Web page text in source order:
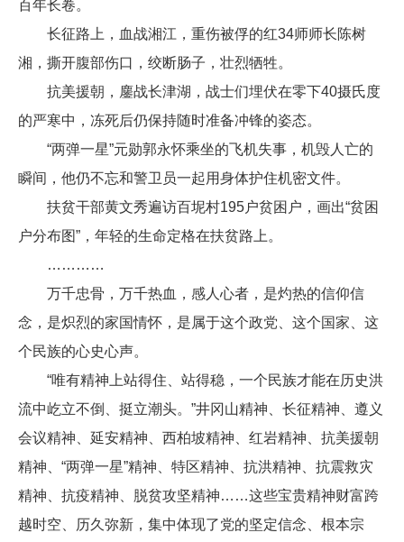
百年长卷。
长征路上，血战湘江，重伤被俘的红34师师长陈树
湘，撕开腹部伤口，绞断肠子，壮烈牺牲。
抗美援朝，鏖战长津湖，战士们埋伏在零下40摄氏度
的严寒中，冻死后仍保持随时准备冲锋的姿态。
“两弹一星”元勋郭永怀乘坐的飞机失事，机毁人亡的
瞬间，他仍不忘和警卫员一起用身体护住机密文件。
扶贫干部黄文秀遍访百坭村195户贫困户，画出“贫困
户分布图”，年轻的生命定格在扶贫路上。
…………
万千忠骨，万千热血，感人心者，是灼热的信仰信
念，是炽烈的家国情怀，是属于这个政党、这个国家、这
个民族的心史心声。
“唯有精神上站得住、站得稳，一个民族才能在历史洪
流中屹立不倒、挺立潮头。”井冈山精神、长征精神、遵义
会议精神、延安精神、西柏坡精神、红岩精神、抗美援朝
精神、“两弹一星”精神、特区精神、抗洪精神、抗震救灾
精神、抗疫精神、脱贫攻坚精神……这些宝贵精神财富跨
越时空、历久弥新，集中体现了党的坚定信念、根本宗